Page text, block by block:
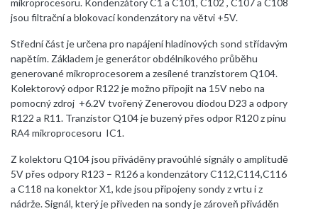
jsou filtrační a blokovací kondenzátory na větvi +5V.
Střední část je určena pro napájení hladinových sond střídavým
napětím. Základem je generátor obdélníkového průběhu
generované mikroprocesorem a zesílené tranzistorem Q104.
Kolektorový odpor R122 je možno připojit na 15V nebo na
pomocný zdroj +6.2V tvořený Zenerovou diodou D23 a odpory
R122 a R11. Tranzistor Q104 je buzený přes odpor R120 z pinu
RA4 mikroprocesoru IC1.
Z kolektoru Q104 jsou přiváděny pravoúhlé signály o amplitudě
5V přes odpory R123 – R126 a kondenzátory C112,C114,C116
a C118 na konektor X1, kde jsou připojeny sondy z vrtu i z
nádrže. Signál, který je přiveden na sondy je zároveň přiváděn